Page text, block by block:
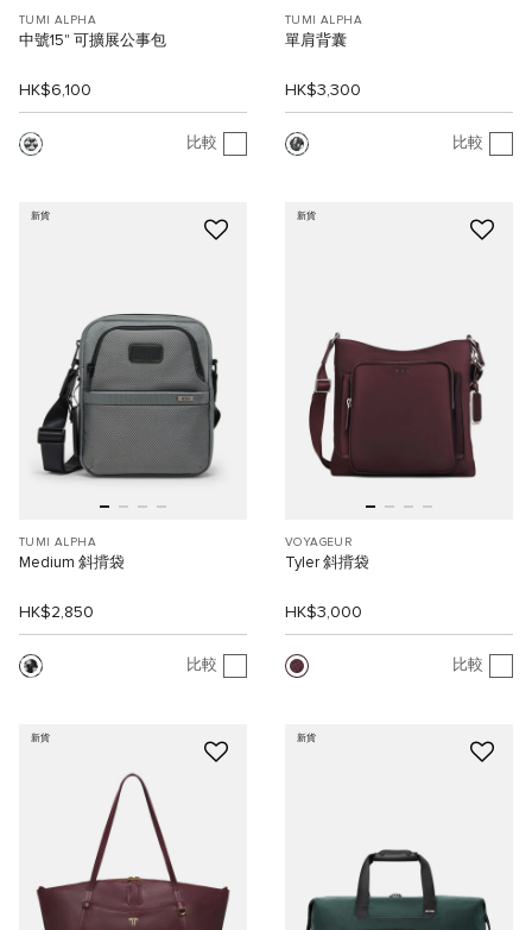
TUMI ALPHA
中號15" 可擴展公事包
HK$6,100
比較
TUMI ALPHA
單肩背囊
HK$3,300
比較
新貨
TUMI ALPHA
Medium 斜揹袋
HK$2,850
比較
新貨
VOYAGEUR
Tyler 斜揹袋
HK$3,000
比較
新貨 新貨